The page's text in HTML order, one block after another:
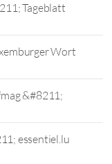
Tageblatt
Wort
&#8211;
essentiel.lu